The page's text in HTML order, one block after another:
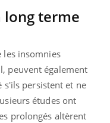
long terme
les insomnies
peuvent également
s'ils persistent et ne
études ont
prolongés altèrent